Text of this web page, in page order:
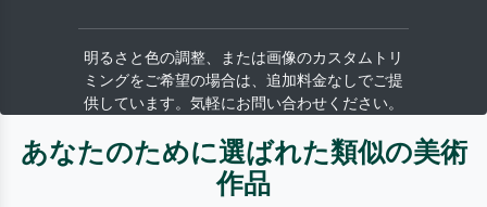
明るさと色の調整、または画像のカスタムトリ
ミングをご希望の場合は、追加料金なしでご提
供しています。気軽にお問い合わせください。
あなたのために選ばれた類似の美術
作品